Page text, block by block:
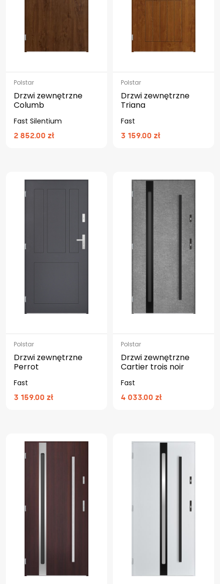
Polstar
Drzwi zewnętrzne
Columb
Fast Silentium
2 852.00 zł
Polstar
Drzwi zewnętrzne
Triana
Fast
3 159.00 zł
Polstar
Drzwi zewnętrzne
Perrot
Fast
3 159.00 zł
Polstar
Drzwi zewnętrzne
Cartier trois noir
Fast
4 033.00 zł